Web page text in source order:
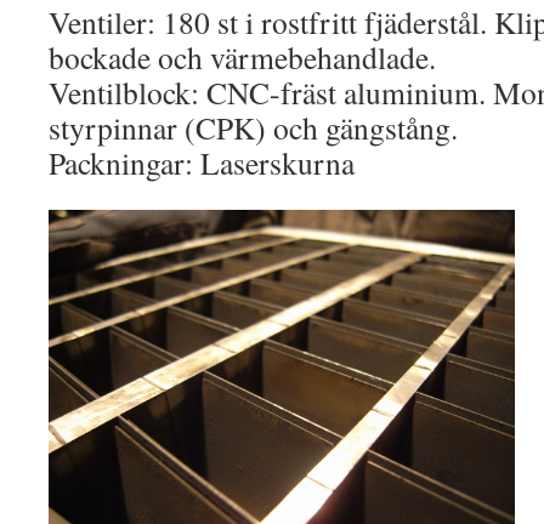
Ventiler: 180 st i rostfritt fjäderstål.
bockade och värmebehandlade.
Ventilblock: CNC-fräst aluminium.
styrpinnar (CPK) och gängstång.
Packningar: Laserskurna